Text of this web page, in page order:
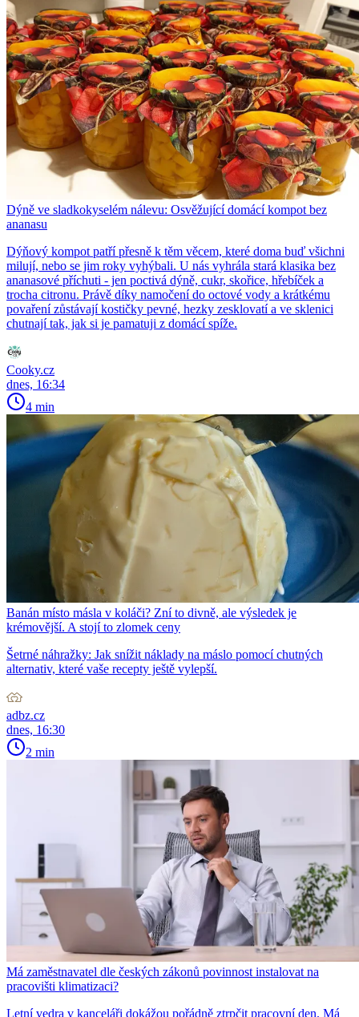
Dýně ve sladkokyselém nálevu: Osvěžující domácí kompot bez
ananasu
Dýňový kompot patří přesně k těm věcem, které doma buď všichni
milují, nebo se jim roky vyhýbali. U nás vyhrála stará klasika bez
ananasové příchuti - jen poctivá dýně, cukr, skořice, hřebíček a
trocha citronu. Právě díky namočení do octové vody a krátkému
povaření zůstávají kostičky pevné, hezky zesklovatí a ve sklenici
chutnají tak, jak si je pamatuji z domácí spíže.
Cooky.cz
dnes, 16:34
4 min
Banán místo másla v koláči? Zní to divně, ale výsledek je
krémovější. A stojí to zlomek ceny
Šetrné náhražky: Jak snížit náklady na máslo pomocí chutných
alternativ, které vaše recepty ještě vylepší.
adbz.cz
dnes, 16:30
2 min
Má zaměstnavatel dle českých zákonů povinnost instalovat na
pracovišti klimatizaci?
Letní vedra v kanceláři dokážou pořádně ztrpčit pracovní den. Má